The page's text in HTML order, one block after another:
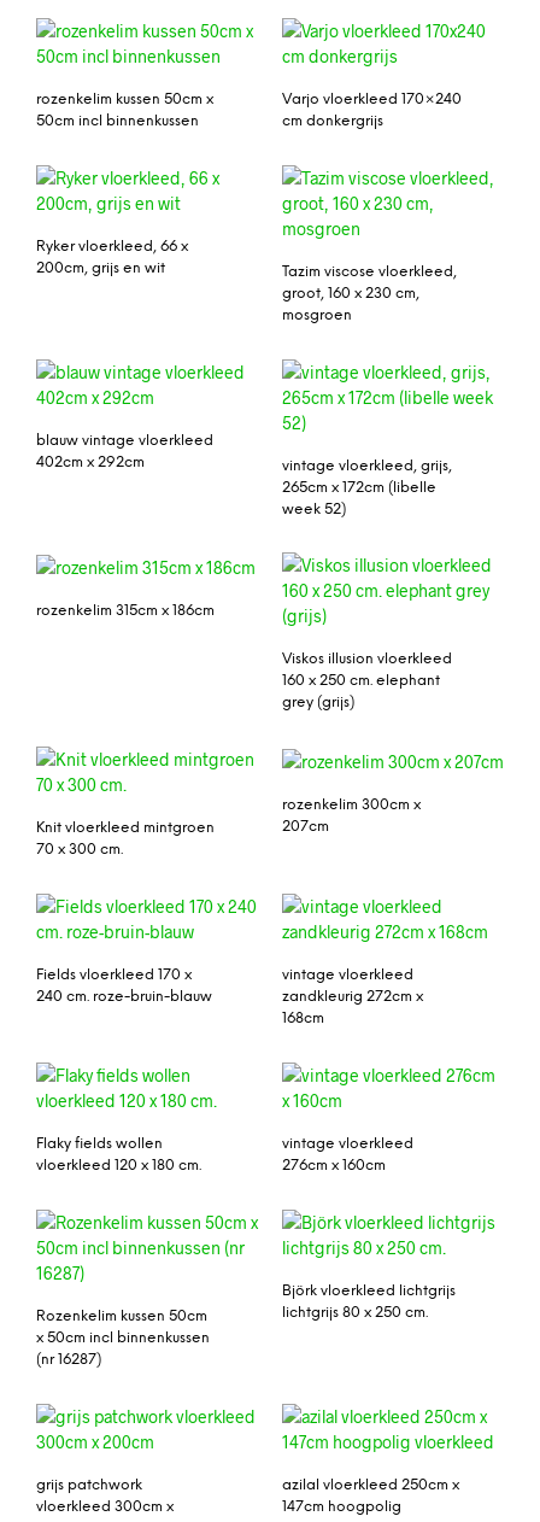
rozenkelim kussen 50cm x
50cm incl binnenkussen
Varjo vloerkleed 170×240
cm donkergrijs
Ryker vloerkleed, 66 x
200cm, grijs en wit
Tazim viscose vloerkleed,
groot, 160 x 230 cm,
mosgroen
blauw vintage vloerkleed
402cm x 292cm
vintage vloerkleed, grijs,
265cm x 172cm (libelle
week 52)
rozenkelim 315cm x 186cm
Viskos illusion vloerkleed
160 x 250 cm. elephant
grey (grijs)
Knit vloerkleed mintgroen
70 x 300 cm.
rozenkelim 300cm x
207cm
Fields vloerkleed 170 x
240 cm. roze-bruin-blauw
vintage vloerkleed
zandkleurig 272cm x
168cm
Flaky fields wollen
vloerkleed 120 x 180 cm.
vintage vloerkleed
276cm x 160cm
Rozenkelim kussen 50cm
x 50cm incl binnenkussen
(nr 16287)
Björk vloerkleed lichtgrijs
lichtgrijs 80 x 250 cm.
grijs patchwork
vloerkleed 300cm x
azilal vloerkleed 250cm x
147cm hoogpolig